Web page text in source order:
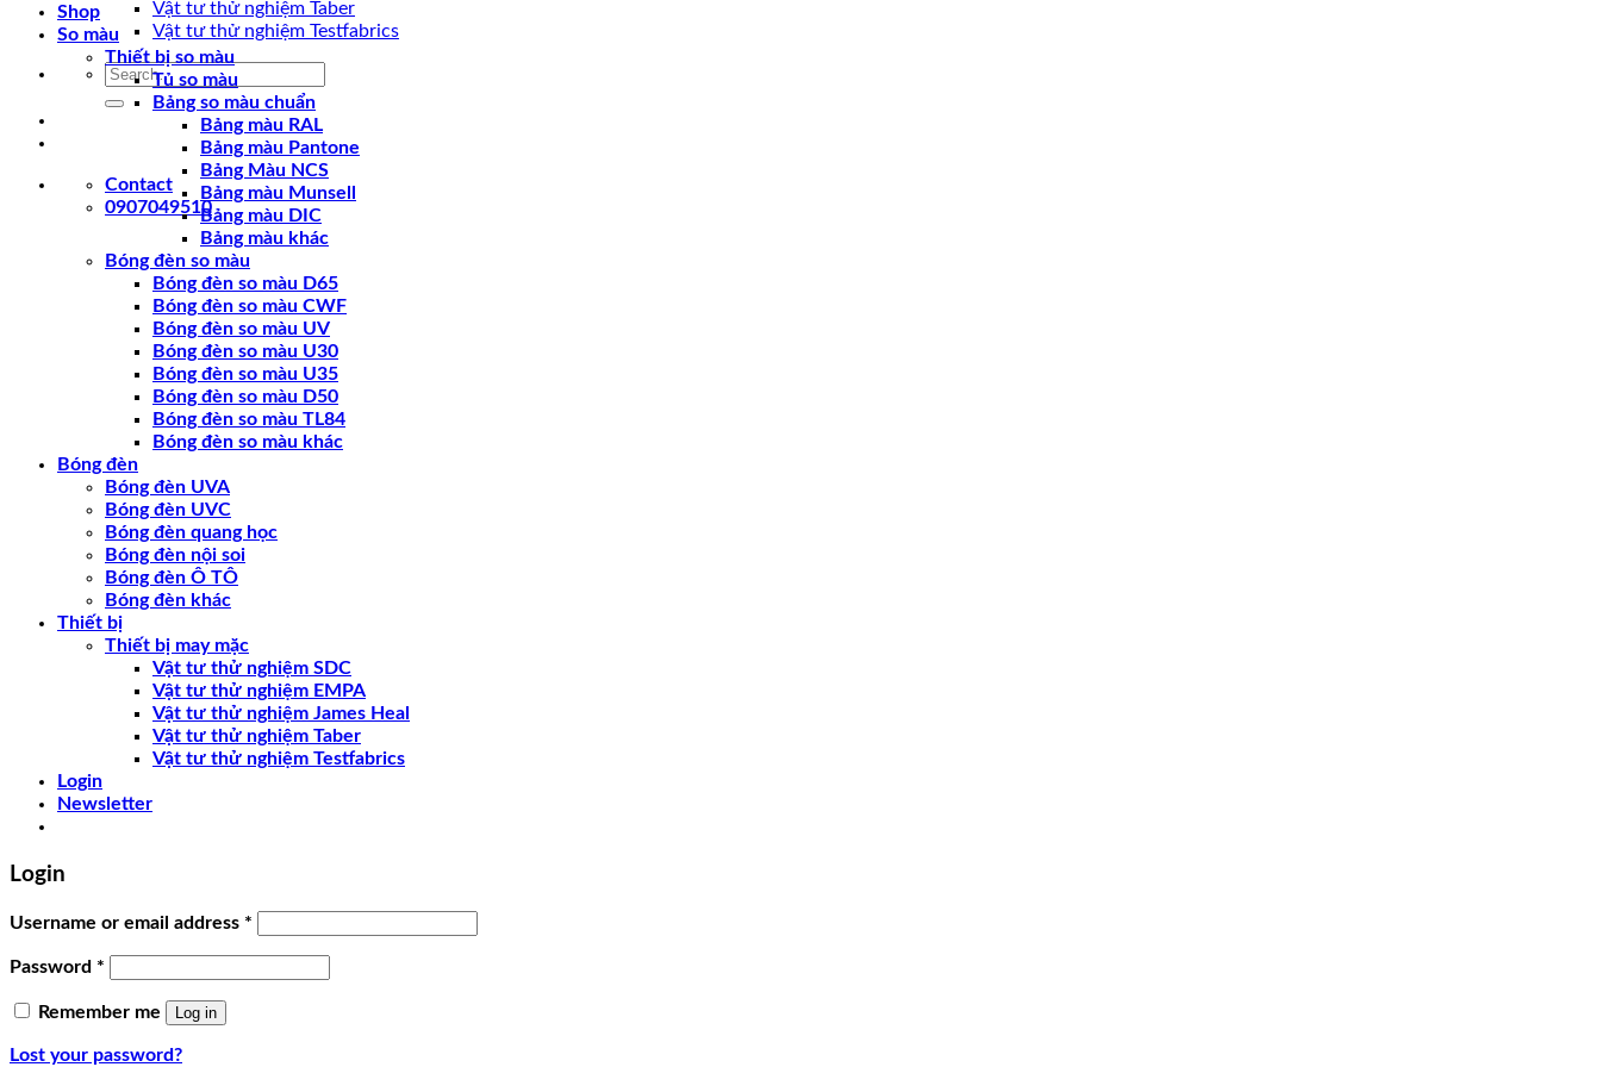
Vật tư thử nghiệm Taber
Vật tư thử nghiệm Testfabrics
Search
Contact
0907049510
Shop
So màu
Thiết bị so màu
Tủ so màu
Bảng so màu chuẩn
Bảng màu RAL
Bảng màu Pantone
Bảng Màu NCS
Bảng màu Munsell
Bảng màu DIC
Bảng màu khác
Bóng đèn so màu
Bóng đèn so màu D65
Bóng đèn so màu CWF
Bóng đèn so màu UV
Bóng đèn so màu U30
Bóng đèn so màu U35
Bóng đèn so màu D50
Bóng đèn so màu TL84
Bóng đèn so màu khác
Bóng đèn
Bóng đèn UVA
Bóng đèn UVC
Bóng đèn quang học
Bóng đèn nội soi
Bóng đèn Ô TÔ
Bóng đèn khác
Thiết bị
Thiết bị may mặc
Vật tư thử nghiệm SDC
Vật tư thử nghiệm EMPA
Vật tư thử nghiệm James Heal
Vật tư thử nghiệm Taber
Vật tư thử nghiệm Testfabrics
Login
Newsletter
Login
Username or email address *
Password *
Remember me Log in
Lost your password?